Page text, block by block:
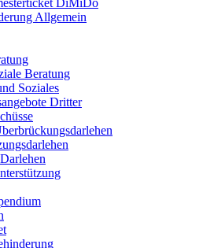
DiMiDo
Allgemein
Beratung
Soziales
Dritter